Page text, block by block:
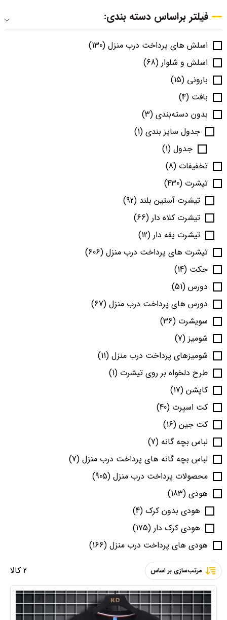
فیلتر براساس دسته بندی:
اسلش های پرداخت درب منزل (130)
اسلش و شلوار (68)
بارونی (15)
بافت (4)
بدون دسته‌بندی (3)
جدول سایز بندی (1)
جدول (1)
تخفیفات (8)
تیشرت (430)
تیشرت آستین بلند (92)
تیشرت کلاه دار (66)
تیشرت یقه دار (12)
تیشرت های پرداخت درب منزل (606)
جکت (14)
دورس (51)
دورس های پرداخت درب منزل (67)
سویشرت (36)
شومیز (7)
شومیزهای پرداخت درب منزل (11)
طرح دلخواه بر روی تیشرت (1)
کاپشن (17)
کت اسپرت (40)
کت جین (16)
لباس بچه گانه (7)
لباس بچه گانه های پرداخت درب منزل (7)
محصولات پرداخت درب منزل (905)
هودی (183)
هودی بدون کرک (4)
هودی کرک دار (175)
هودی های پرداخت درب منزل (166)
2 کالا
مرتب‌سازی بر اساس